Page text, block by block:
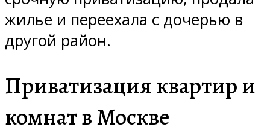
жилье и переехала с дочерью в
другой район.
Приватизация квартир и
комнат в Москве